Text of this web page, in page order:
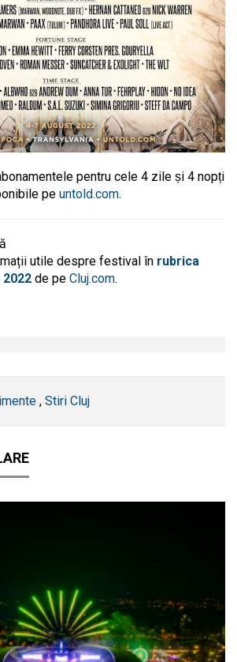
pentru cele 4 zile și 4 nopți
pe untold.com.
utile despre festival în rubrica
2022 de pe Cluj.com.
, Stiri Cluj